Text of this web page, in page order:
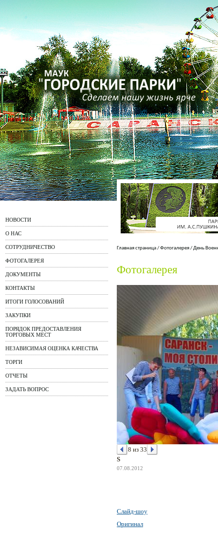
НОВОСТИ
О НАС
СОТРУДНИЧЕСТВО
ФОТОГАЛЕРЕЯ
ДОКУМЕНТЫ
КОНТАКТЫ
ИТОГИ ГОЛОСОВАНИЙ
ЗАКУПКИ
ПОРЯДОК ПРЕДОСТАВЛЕНИЯ
ТОРГОВЫХ МЕСТ
НЕЗАВИСИМАЯ ОЦЕНКА КАЧЕСТВА
ТОРГИ
ОТЧЕТЫ
ЗАДАТЬ ВОПРОС
Главная страница/Фотогалерея/День
Фотогалерея
8 из 33
S
07.08.2012
Слайд-шоу
Оригинал